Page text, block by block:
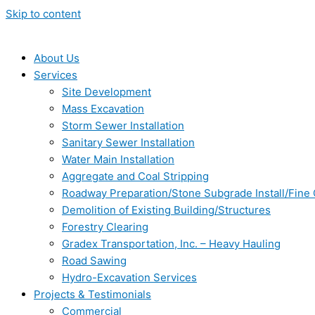
Skip to content
About Us
Services
Site Development
Mass Excavation
Storm Sewer Installation
Sanitary Sewer Installation
Water Main Installation
Aggregate and Coal Stripping
Roadway Preparation/Stone Subgrade Install/Fine
Demolition of Existing Building/Structures
Forestry Clearing
Gradex Transportation, Inc. – Heavy Hauling
Road Sawing
Hydro-Excavation Services
Projects & Testimonials
Commercial